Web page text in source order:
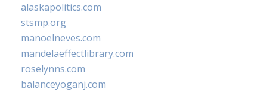
alaskapolitics.com
stsmp.org
manoelneves.com
mandelaeffectlibrary.com
roselynns.com
balanceyoganj.com